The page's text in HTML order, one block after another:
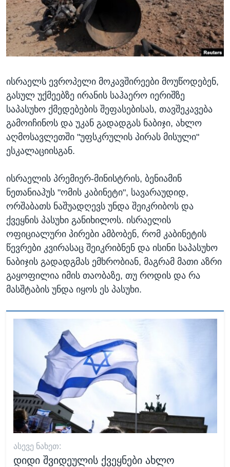
ᲛᲔᲪᲜᲘᲔᲠᲔᲑᲐ
ᲘᲜᲢᲔᲠᲕᲘᲣ
ᲙᲣᲚᲢᲣᲠᲐ
ᲓᲔᲖᲘᲜᲤᲝᲠᲛᲐᲪᲘᲐ
ᲗᲕᲐᲚᲘ ᲒᲕᲐᲓᲔᲕᲜᲔᲗ
ენები
ისრაელს ევროპელი მოკავშირეები მოუწოდებენ,
გასულ უქმეებზე ირანის საჰაერო იერიშზე
საპასუხო ქმედებების შეფასებისას, თავშეკავება
გამოიჩინოს და უკან გადადგას ნაბიჯი, ახლო
აღმოსავლეთში "უფსკრულის პირას მისული"
ესკალაციისგან.
ისრაელის პრემიერ-მინისტრის, ბენიამინ
ნეთანიაჰუს "ომის კაბინეტი", სავარაუდიდ,
ორშაბათს ნაშუადღევს უნდა შეიკრიბოს და
ქვეყნის პასუხი განიხილოს. ისრაელის
ოფიციალური პირები ამბობენ, რომ კაბინეტის
წევრები კვირასაც შეიკრიბნენ და ისინი საპასუხო
ნაბიჯის გადადგმას ემხრობიან, მაგრამ მათი აზრი
გაყოფილია იმის თაობაზე, თუ როდის და რა
მასშტაბის უნდა იყოს ეს პასუხი.
ᲐᲡᲔᲕᲔ ᲜᲐᲮᲔᲗ:
დიდი შვიდეულის ქვეყნები ახლო